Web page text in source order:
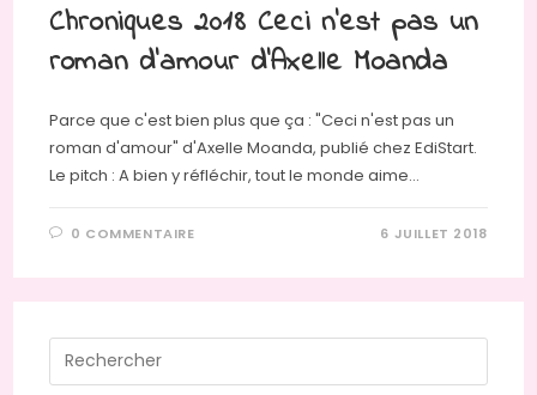
Chroniques 2018 Ceci n’est pas un
roman d’amour d’Axelle Moanda
Parce que c'est bien plus que ça : "Ceci n'est pas un
roman d'amour" d'Axelle Moanda, publié chez EdiStart.
Le pitch : A bien y réfléchir, tout le monde aime…
0 COMMENTAIRE 6 JUILLET 2018